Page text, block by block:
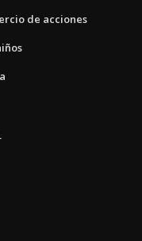
de acciones